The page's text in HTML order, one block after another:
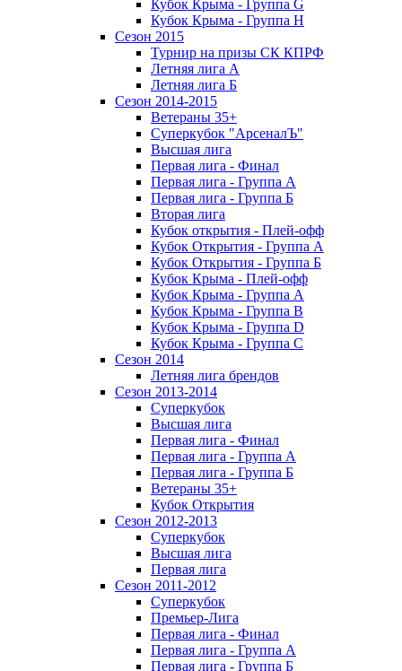
Кубок Крыма - Группа G
Кубок Крыма - Группа H
Сезон 2015
Турнир на призы СК КПРФ
Летняя лига А
Летняя лига Б
Сезон 2014-2015
Ветераны 35+
Суперкубок "АрсеналЪ"
Высшая лига
Первая лига - Финал
Первая лига - Группа А
Первая лига - Группа Б
Вторая лига
Кубок открытия - Плей-офф
Кубок Открытия - Группа А
Кубок Открытия - Группа Б
Кубок Крыма - Плей-офф
Кубок Крыма - Группа A
Кубок Крыма - Группа B
Кубок Крыма - Группа D
Кубок Крыма - Группа C
Сезон 2014
Летняя лига брендов
Сезон 2013-2014
Суперкубок
Высшая лига
Первая лига - Финал
Первая лига - Группа А
Первая лига - Группа Б
Ветераны 35+
Кубок Открытия
Сезон 2012-2013
Суперкубок
Высшая лига
Первая лига
Сезон 2011-2012
Суперкубок
Премьер-Лига
Первая лига - Финал
Первая лига - Группа А
Первая лига - Группа Б